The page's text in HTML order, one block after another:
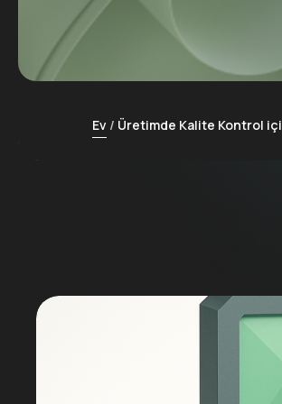
Ev Üretimde Kalite Kontrol